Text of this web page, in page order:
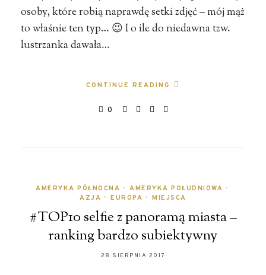
osoby, które robią naprawdę setki zdjęć – mój mąż
to właśnie ten typ… 😉 I o ile do niedawna tzw.
lustrzanka dawała…
CONTINUE READING
0
AMERYKA PÓŁNOCNA • AMERYKA POŁUDNIOWA •
AZJA • EUROPA • MIEJSCA
#TOP10 selfie z panoramą miasta –
ranking bardzo subiektywny
28 SIERPNIA 2017